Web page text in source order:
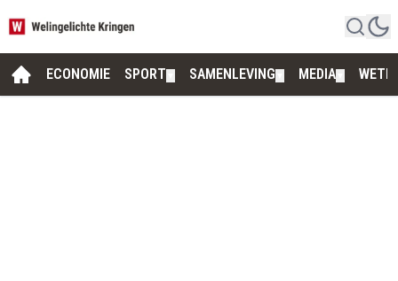
ECONOMIE SPORT SAMENLEVING MEDIA